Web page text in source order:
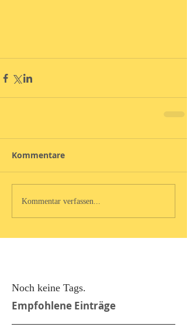
Kommentare
Kommentar verfassen...
Noch keine Tags.
Empfohlene Einträge